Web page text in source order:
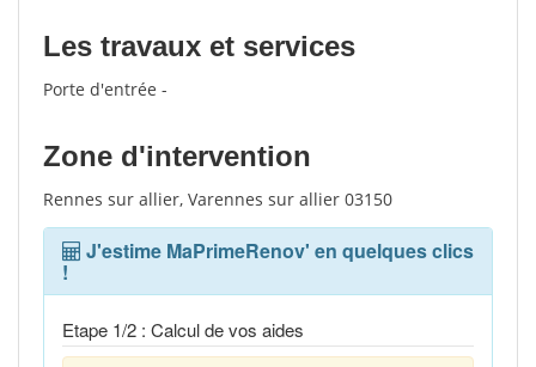
Les travaux et services
Porte d'entrée -
Zone d'intervention
Rennes sur allier, Varennes sur allier 03150